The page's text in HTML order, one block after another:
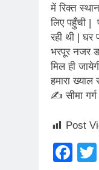
में रिक्त
लिए पहुँची
रही थी |
भरपूर नजर
मिल ही
हमारा
✍ सीमा गर्ग
Post